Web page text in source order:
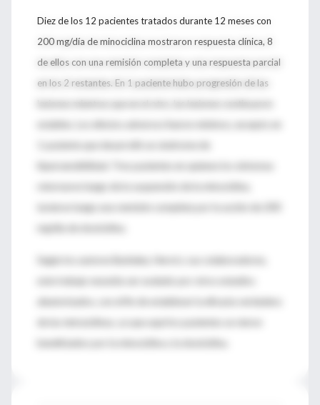
Diez de los 12 pacientes tratados durante 12 meses con
200 mg/día de minociclina mostraron respuesta clínica, 8
de ellos con una remisión completa y una respuesta parcial
en los 2 restantes. En 1 paciente hubo progresión de las